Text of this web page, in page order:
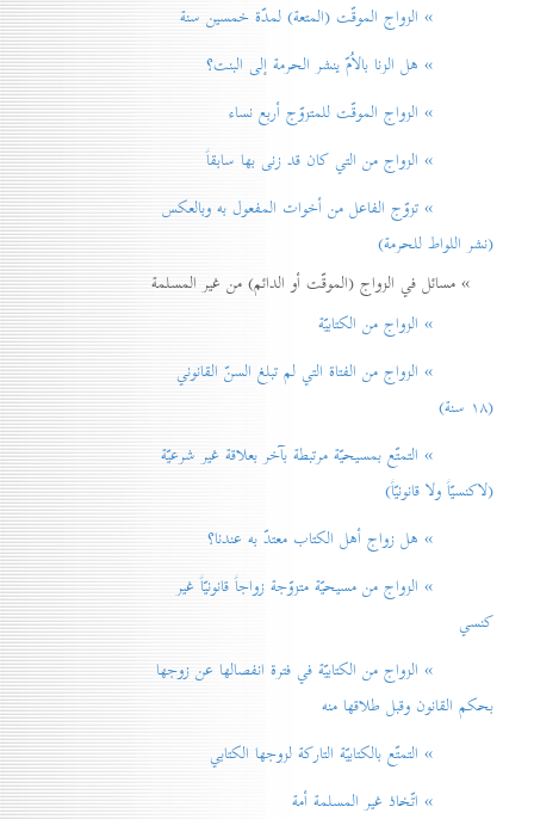
» الزواج الموقّت (المتعة) لمدّة خمسين سنة
» هل الزنا بالاُمّ ينشر الحرمة إلی البنت؟
» الزواج الموقّت للمتزوّج أربع نساء
» الزواج من التي كان قد زنی بها سابقاً
» تزوّج الفاعل من أخوات المفعول به وبالعكس
(نشر اللواط للحرمة)
» مسائل في الزواج (الموقّت أو الدائم) من غير المسلمة
» الزواج من الكتابيّة
» الزواج من الفتاة التي لم تبلغ السنّ القانوني
(۱۸ سنة)
» التمتّع بمسيحيّة مرتبطة بآخر بعلاقة غير شرعيّة
(لاكنسيّاً ولا قانونيّاً)
» هل زواج أهل الكتاب معتدّ به عندنا؟
» الزواج من مسيحيّة متزوّجة زواجاً قانونيّاً غير
كنسي
» الزواج من الكتابيّة في فترة انفصالها عن زوجها
بحكم القانون وقبل طلاقها منه
» التمتّع بالكتابيّة التاركة لزوجها الكتابي
» اتّخاذ غير المسلمة أمة